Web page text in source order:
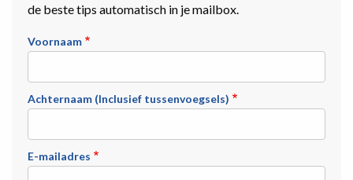
de beste tips automatisch in je mailbox.
Voornaam
Achternaam (Inclusief tussenvoegsels)
E-mailadres